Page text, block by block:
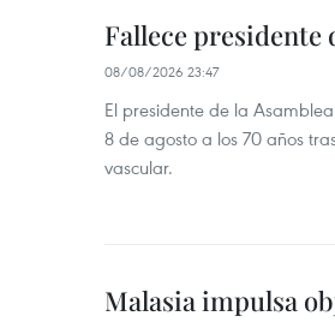
Fallece presidente
08/08/2026 23:47
El presidente de la
8 de agosto a los 70 años
vascular.
Malasia impulsa